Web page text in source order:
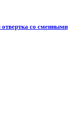
со сменными